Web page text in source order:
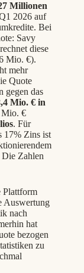
Millionen
2026 auf
Bei
Savy
diese
Mio. €).
mehr
Quote
gegen das
Mio. € in
Mio. €
. Für
17% Zins ist
Die Zahlen
Plattform
Auswertung
nach
hat
bezogen
zu